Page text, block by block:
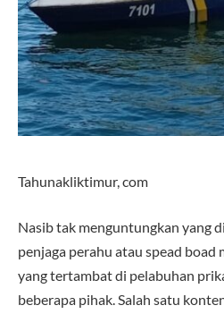
Tahunakliktimur, com
Nasib tak menguntungkan yang
penjaga perahu atau spead
yang tertambat di pelabuhan
beberapa pihak. Salah satu